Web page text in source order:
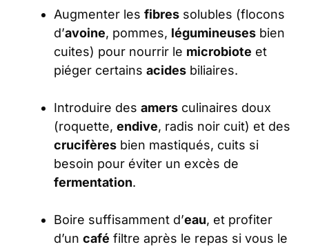
Augmenter les fibres solubles (flocons
d’avoine, pommes, légumineuses bien
cuites) pour nourrir le microbiote et
piéger certains acides biliaires.
Introduire des amers culinaires doux
(roquette, endive, radis noir cuit) et des
crucifères bien mastiqués, cuits si
besoin pour éviter un excès de
fermentation.
Boire suffisamment d’eau, et profiter
d’un café filtre après le repas si vous le